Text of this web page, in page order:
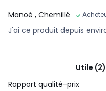
Manoé , Chemillé
J'ai ce produit depuis
Utile (2)
Rapport qualité-prix